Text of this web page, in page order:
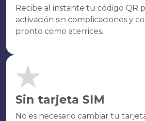
Recibe al instante tu código QR
activación sin complicaciones y
pronto como aterrices.
Sin tarjeta SIM
No es necesario cambiar tu